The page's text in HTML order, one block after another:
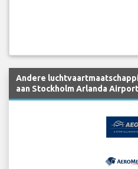
Andere
aan Stockholm Arlanda Airport